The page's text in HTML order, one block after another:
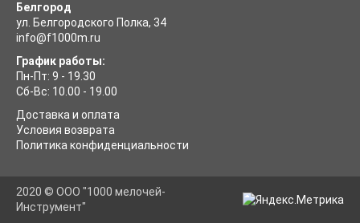
Белгород
ул. Белгородского Полка, 34
info@f1000m.ru
График работы:
Пн-Пт: 9 - 19.30
Сб-Вс: 10.00 - 19.00
Доставка и оплата
Условия возврата
Политика конфиденциальности
2020 © ООО "1000 мелочей-
Инструмент"